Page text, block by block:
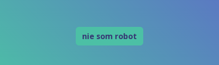
nie som robot